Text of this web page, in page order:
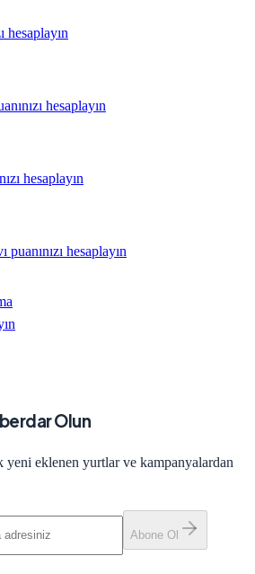
hesaplayın
hesaplayın
hesaplayın
hesaplayın
Olun
yeni eklenen yurtlar ve kampanyalardan
Abone Ol